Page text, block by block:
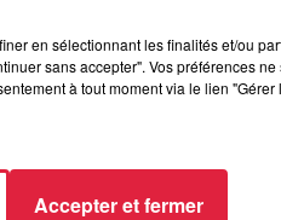
de CM1 et CM2 de l'école
en sélectionnant les finalités et/ou
sans accepter". Vos préférences
à tout moment via le lien
Accepter et fermer